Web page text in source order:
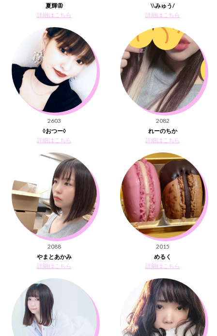
夏輝🦋
詳細はこちら
\\みゅう/
詳細はこちら
2603
◊おつー◊
詳細はこちら
2082
れーのちか
詳細はこちら
2088
やまとあかみ
詳細はこちら
2015
めるく
詳細はこちら